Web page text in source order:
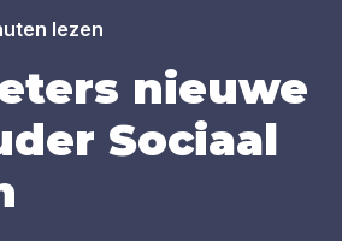
lezen
nieu­we
Soci­aal